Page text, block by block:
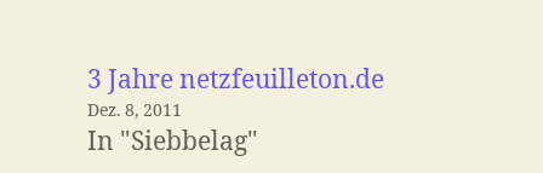
3 Jahre netzfeuilleton.de
Dez. 8, 2011
In "Siebbelag"